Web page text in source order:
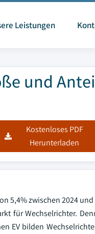
Leistungen
und
Kostenloses PDF
Herunterladen
5,4% zwischen 2024 und
für Wechselrichter.
EV bilden